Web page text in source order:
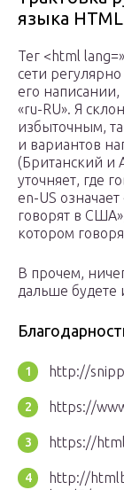
языка
Тег <html
сети
его написании,
«ru-RU». Я
избыточным,
и вариантов
(Британский и
уточняет, где
en-US
говорят в
котором
В прочем,
дальше будете
http://
https://
https://
http://